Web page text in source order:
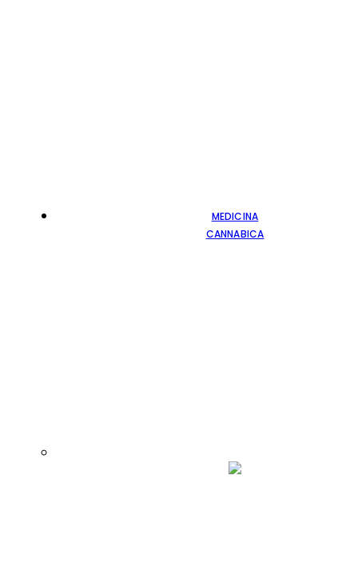
MEDICINA
CANNABICA